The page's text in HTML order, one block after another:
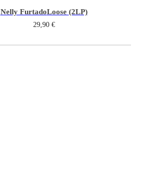
Nelly FurtadoLoose (2LP)
29,90 €